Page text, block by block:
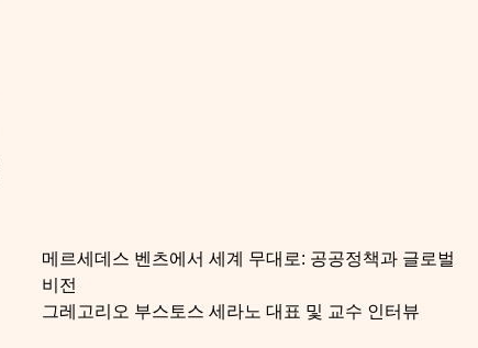
메르세데스 벤츠에서 세계 무대로: 공공정책과 글로벌
비전
그레고리오 부스토스 세라노 대표 및 교수 인터뷰